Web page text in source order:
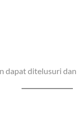
dapat ditelusuri